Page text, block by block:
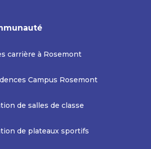
carrière à Rosemont
Campus Rosemont
de salles de classe
de plateaux sportifs